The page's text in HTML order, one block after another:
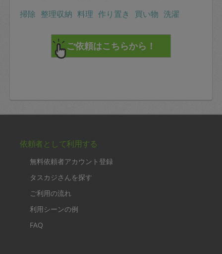
掃除 整理収納 料理 作り置き 買い物 洗濯
依頼者として利用する
無料依頼者アカウント登録
タスカジさんを探す
ご利用の流れ
利用シーンの例
FAQ